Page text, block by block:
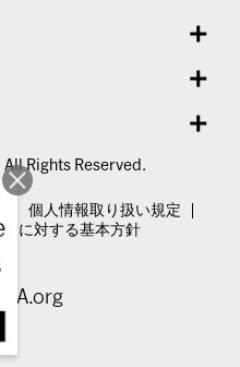
All Rights Reserved.
個人情報取り扱い規定
に対する基本方針